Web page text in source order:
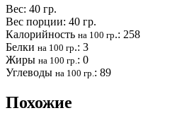
Вес: 40 гр.
Вес порции: 40 гр.
Калорийность на 100 гр.: 258
Белки на 100 гр.: 3
Жиры на 100 гр.: 0
Углеводы на 100 гр.: 89
Похожие